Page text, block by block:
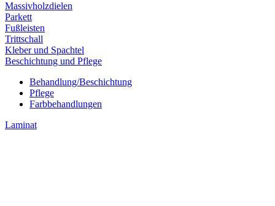
Massivholzdielen
Parkett
Fußleisten
Trittschall
Kleber und Spachtel
Beschichtung und Pflege
Behandlung/Beschichtung
Pflege
Farbbehandlungen
Laminat